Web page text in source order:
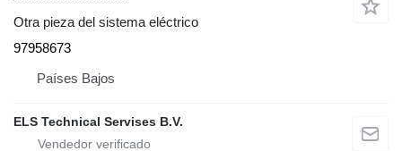
Otra pieza del sistema eléctrico
97958673
Países Bajos
ELS Technical Servises B.V.